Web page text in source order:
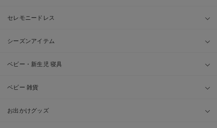
セレモニードレス
シーズンアイテム
ベビー・新生児 寝具
ベビー 雑貨
お出かけグッズ